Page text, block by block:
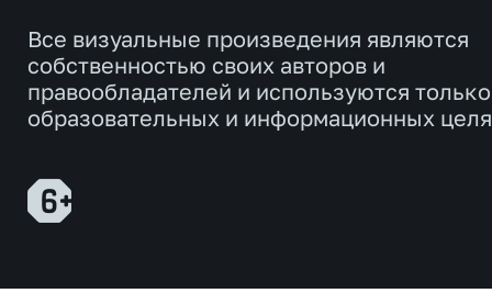
Все визуальные произведения являются
собственностью своих авторов и
правообладателей и используются
образовательных и информационных